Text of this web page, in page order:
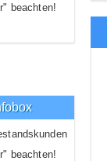
beachten!
beachten!